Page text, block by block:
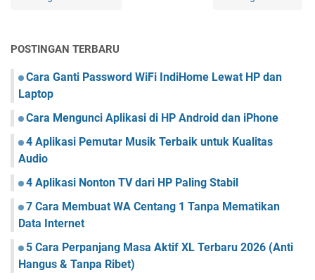
POSTINGAN TERBARU
Cara Ganti Password WiFi IndiHome Lewat HP dan
Laptop
Cara Mengunci Aplikasi di HP Android dan iPhone
4 Aplikasi Pemutar Musik Terbaik untuk Kualitas
Audio
4 Aplikasi Nonton TV dari HP Paling Stabil
7 Cara Membuat WA Centang 1 Tanpa Mematikan
Data Internet
5 Cara Perpanjang Masa Aktif XL Terbaru 2026 (Anti
Hangus & Tanpa Ribet)